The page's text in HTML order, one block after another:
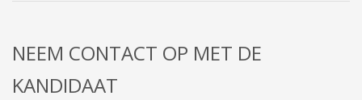
NEEM CONTACT OP MET DE
KANDIDAAT